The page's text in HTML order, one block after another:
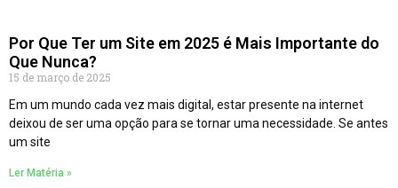
Por Que Ter um Site em 2025 é Mais Importante do
Que Nunca?
15 de março de 2025
Em um mundo cada vez mais digital, estar presente na internet
deixou de ser uma opção para se tornar uma necessidade. Se antes
um site
Ler Matéria »